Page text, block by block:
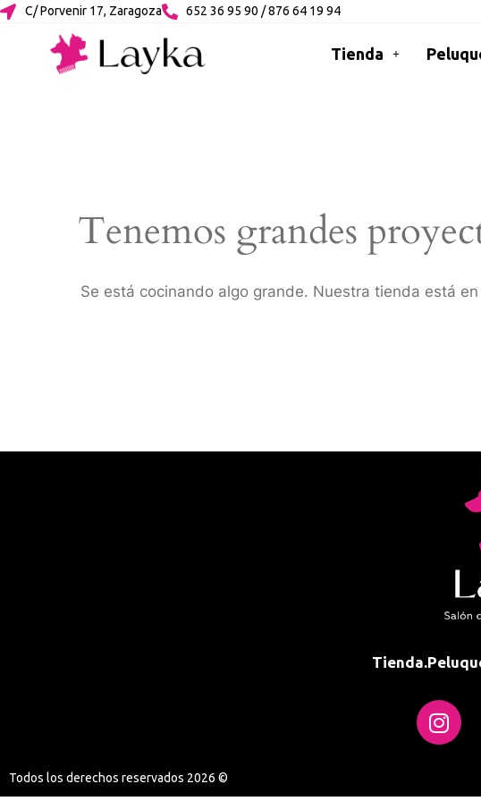
C/ Porvenir 17, Zaragoza 652 36 95 90 / 876 64 19 94
Tienda
Tenemos grandes
Se está cocinando algo grande. Nuestra tienda está
Tienda.
Todos los derechos reservados 2026 ©